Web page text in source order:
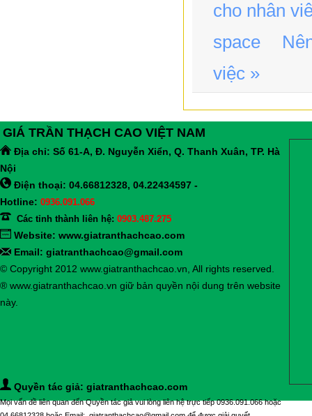
cho nhân
space
việc »
GIÁ TRẦN THẠCH CAO VIỆT NAM
Địa chỉ: Số 61-A, Đ. Nguyễn Xiển, Q. Thanh Xuân, TP. Hà
Nội
Điện thoại: 04.66812328, 04.22434597 -
Hotline: 0936.091.066
Các tỉnh thành liên hệ: 0903.487.275
Website: www.giatranthachcao.com
Email: giatranthachcao@gmail.com
© Copyright 2012 www.giatranthachcao.vn, All rights reserved.
® www.giatranthachcao.vn giữ bản quyền nội dung trên website
này.
Quyền tác giả: giatranthachcao.com
Mọi vấn đề liên quan đến Quyền tác giả vui lòng liên hệ trực tiếp 0936.091.066 hoặc